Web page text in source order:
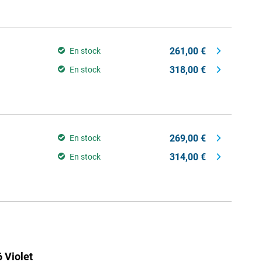
En stock 261,00 €
En stock 318,00 €
En stock 269,00 €
En stock 314,00 €
Violet